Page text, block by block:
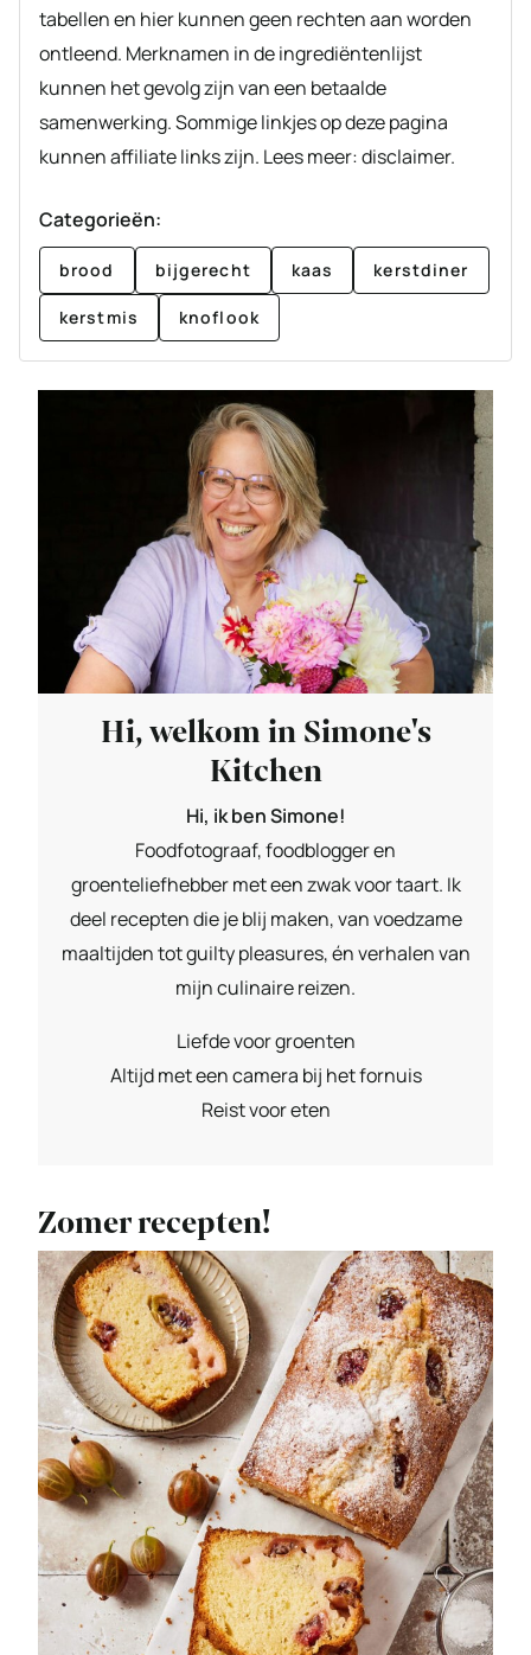
tabellen en hier kunnen geen rechten aan worden
ontleend. Merknamen in de ingrediëntenlijst
kunnen het gevolg zijn van een betaalde
samenwerking. Sommige linkjes op deze pagina
kunnen affiliate links zijn. Lees meer: disclaimer.
Categorieën:
brood bijgerecht kaas kerstdiner
kerstmis knoflook
Hi, welkom in Simone's
Kitchen
Hi, ik ben Simone!
Foodfotograaf, foodblogger en
groenteliefhebber met een zwak voor taart. Ik
deel recepten die je blij maken, van voedzame
maaltijden tot guilty pleasures, én verhalen van
mijn culinaire reizen.
Liefde voor groenten
Altijd met een camera bij het fornuis
Reist voor eten
Zomer recepten!